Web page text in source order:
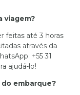
viagem?
feitas até 3 horas
através da
+55 31
ajudá-lo!
embarque?